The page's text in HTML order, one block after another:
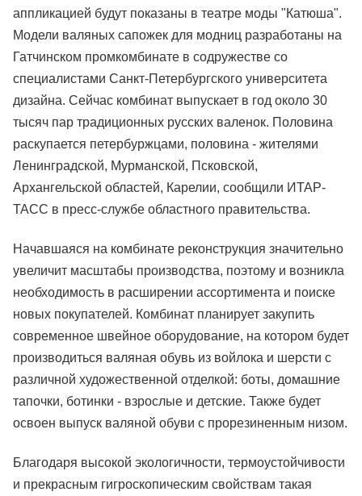
аппликацией будут показаны в театре моды "Катюша".
Модели валяных сапожек для модниц разработаны на
Гатчинском промкомбинате в содружестве со
специалистами Санкт-Петербургского университета
дизайна. Сейчас комбинат выпускает в год около 30
тысяч пар традиционных русских валенок. Половина
раскупается петербуржцами, половина - жителями
Ленинградской, Мурманской, Псковской,
Архангельской областей, Карелии, сообщили ИТАР-
ТАСС в пресс-службе областного правительства.
Начавшаяся на комбинате реконструкция значительно
увеличит масштабы производства, поэтому и возникла
необходимость в расширении ассортимента и поиске
новых покупателей. Комбинат планирует закупить
современное швейное оборудование, на котором будет
производиться валяная обувь из войлока и шерсти с
различной художественной отделкой: боты, домашние
тапочки, ботинки - взрослые и детские. Также будет
освоен выпуск валяной обуви с прорезиненным низом.
Благодаря высокой экологичности, термоустойчивости
и прекрасным гигроскопическим свойствам такая